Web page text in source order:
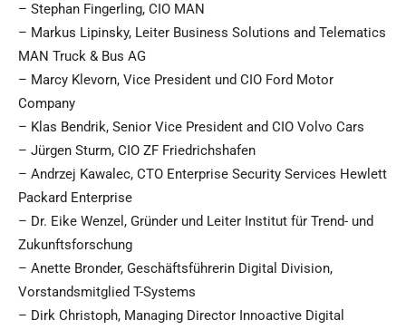
– Stephan Fingerling, CIO MAN
– Markus Lipinsky, Leiter Business Solutions and Telematics
MAN Truck & Bus AG
– Marcy Klevorn, Vice President und CIO Ford Motor
Company
– Klas Bendrik, Senior Vice President and CIO Volvo Cars
– Jürgen Sturm, CIO ZF Friedrichshafen
– Andrzej Kawalec, CTO Enterprise Security Services Hewlett
Packard Enterprise
– Dr. Eike Wenzel, Gründer und Leiter Institut für Trend- und
Zukunftsforschung
– Anette Bronder, Geschäftsführerin Digital Division,
Vorstandsmitglied T-Systems
– Dirk Christoph, Managing Director Innoactive Digital